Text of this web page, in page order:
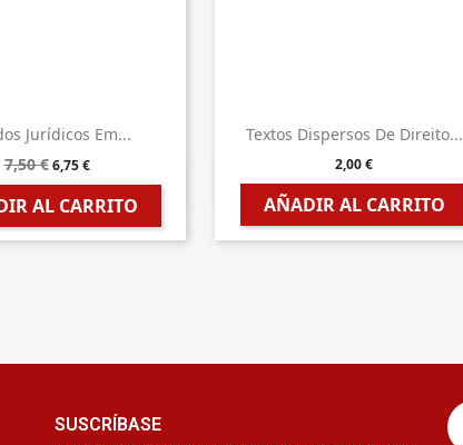
Jurídicos Em...
7,50 € 6,75 €
AL CARRITO
Vista rápida
Textos Dispersos De Direito...
2,00 €
AÑADIR AL CARRITO
 Vista rápida
SUSCRÍBASE